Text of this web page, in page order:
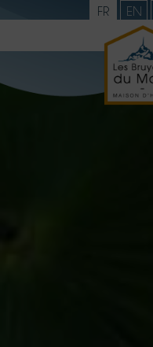
FR EN